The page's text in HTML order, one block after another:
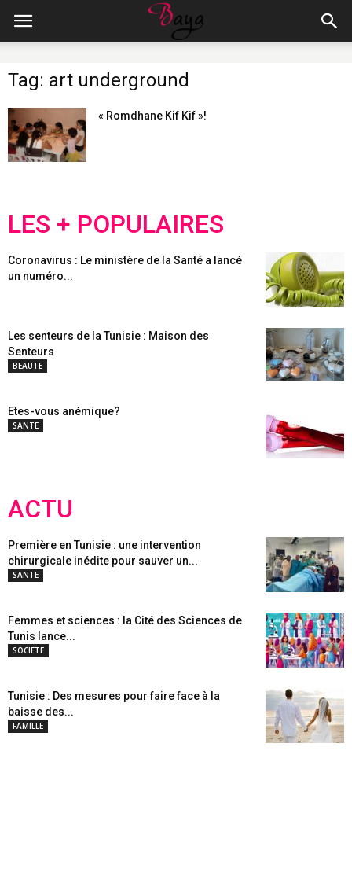
Tag: art underground
« Romdhane Kif Kif »!
LES + POPULAIRES
Coronavirus : Le ministère de la Santé a lancé
un numéro...
Les senteurs de la Tunisie : Maison des
Senteurs
BEAUTE
Etes-vous anémique?
SANTE
ACTU
Première en Tunisie : une intervention
chirurgicale inédite pour sauver un...
SANTE
Femmes et sciences : la Cité des Sciences de
Tunis lance...
SOCIETE
Tunisie : Des mesures pour faire face à la
baisse des...
FAMILLE